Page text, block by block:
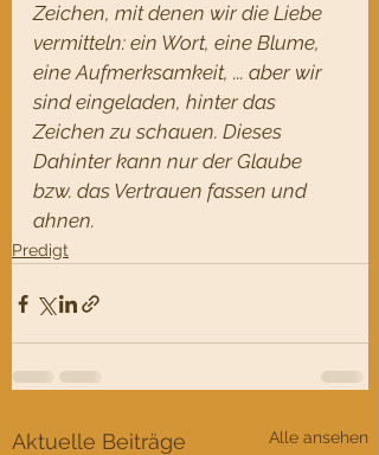
Zeichen, mit denen wir die Liebe
vermitteln: ein Wort, eine Blume,
eine Aufmerksamkeit, ... aber wir
sind eingeladen, hinter das
Zeichen zu schauen. Dieses
Dahinter kann nur der Glaube
bzw. das Vertrauen fassen und
ahnen.
Predigt
Aktuelle Beiträge Alle ansehen